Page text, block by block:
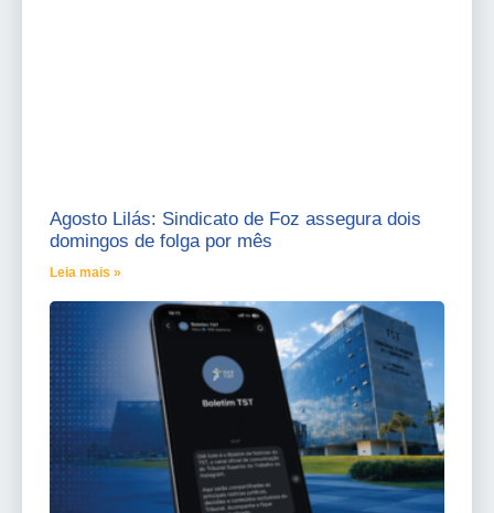
Agosto Lilás: Sindicato de Foz assegura dois
domingos de folga por mês
Leia mais »